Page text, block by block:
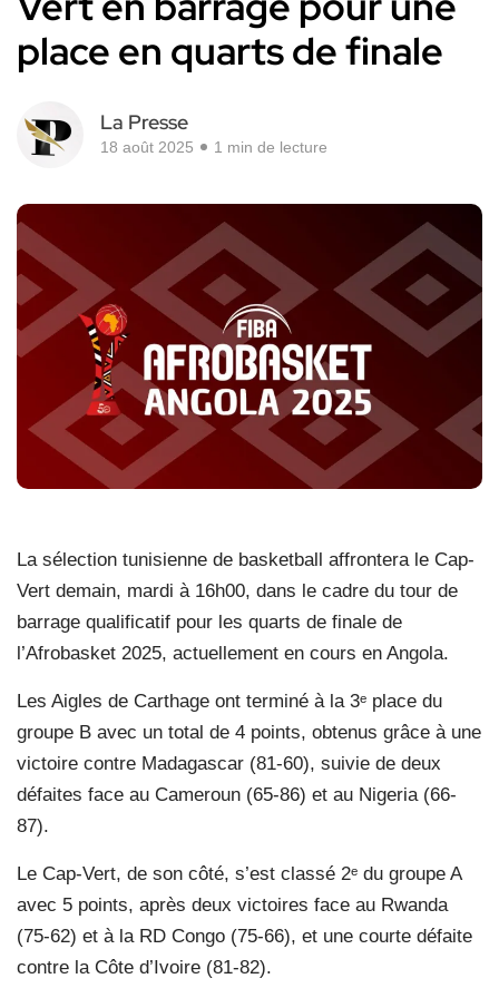
place en quarts de finale
La Presse
18 août 2025 1 min de lecture
La sélection tunisienne de basketball affrontera le Cap-
Vert demain, mardi à 16h00, dans le cadre du tour de
barrage qualificatif pour les quarts de finale de
l’Afrobasket 2025, actuellement en cours en Angola.
Les Aigles de Carthage ont terminé à la 3ᵉ place du
groupe B avec un total de 4 points, obtenus grâce à une
victoire contre Madagascar (81-60), suivie de deux
défaites face au Cameroun (65-86) et au Nigeria (66-
87).
Le Cap-Vert, de son côté, s’est classé 2ᵉ du groupe A
avec 5 points, après deux victoires face au Rwanda
(75-62) et à la RD Congo (75-66), et une courte défaite
contre la Côte d’Ivoire (81-82).